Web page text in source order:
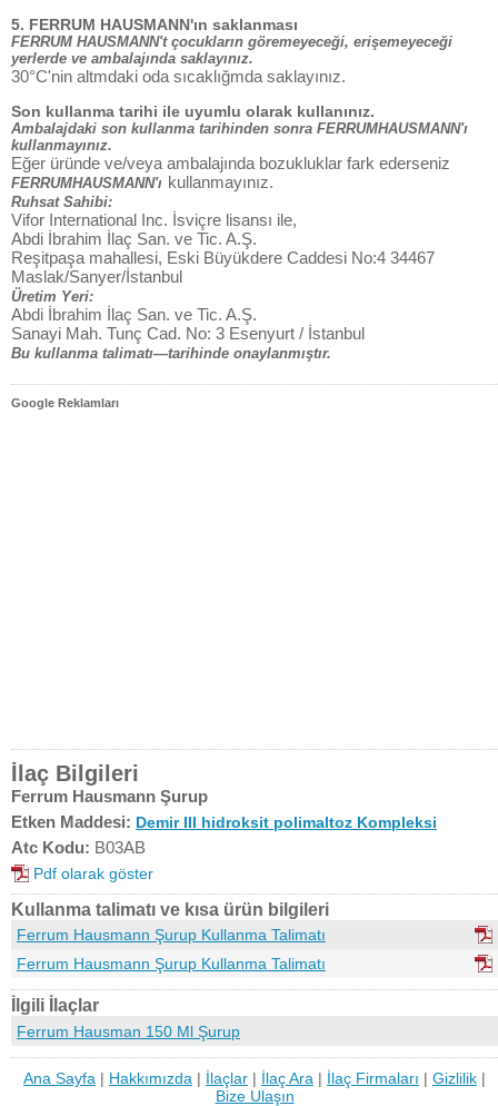
5. FERRUM HAUSMANN'ın saklanması
FERRUM HAUSMANN't çocukların göremeyeceği, erişemeyeceği
yerlerde ve ambalajında saklayınız.
30°C'nin altmdaki oda sıcaklığmda saklayınız.
Son kullanma tarihi ile uyumlu olarak kullanınız.
Ambalajdaki son kullanma tarihinden sonra FERRUMHAUSMANN'ı
kullanmayınız.
Eğer üründe ve/veya ambalajında bozukluklar fark ederseniz
FERRUMHAUSMANN'ı kullanmayınız.
Ruhsat Sahibi:
Vifor International Inc. İsviçre lisansı ile,
Abdi İbrahim İlaç San. ve Tic. A.Ş.
Reşitpaşa mahallesi, Eski Büyükdere Caddesi No:4 34467
Maslak/Sanyer/İstanbul
Üretim Yeri:
Abdi İbrahim İlaç San. ve Tic. A.Ş.
Sanayi Mah. Tunç Cad. No: 3 Esenyurt / İstanbul
Bu kullanma talimatı—tarihinde onaylanmıştır.
Google Reklamları
İlaç Bilgileri
Ferrum Hausmann Şurup
Etken Maddesi: Demir III hidroksit polimaltoz Kompleksi
Atc Kodu: B03AB
Pdf olarak göster
Kullanma talimatı ve kısa ürün bilgileri
Ferrum Hausmann Şurup Kullanma Talimatı
Ferrum Hausmann Şurup Kullanma Talimatı
İlgili İlaçlar
Ferrum Hausman 150 Ml Şurup
Ana Sayfa | Hakkımızda | İlaçlar | İlaç Ara | İlaç Firmaları | Gizlilik |
Bize Ulaşın